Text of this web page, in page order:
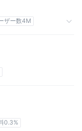
ザー数4M
0.3%